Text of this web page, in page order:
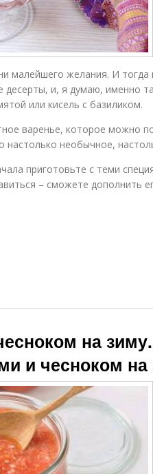
малейшего желания. И
и, я думаю, именно
или кисель с базиликом.
варенье, которое можно
необычное,
приготовьте с теми
– сможете дополнить
на зиму.
и чесноком на